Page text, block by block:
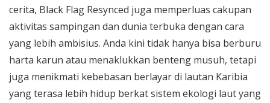
cerita, Black Flag Resynced juga memperluas cakupan
aktivitas sampingan dan dunia terbuka dengan cara
yang lebih ambisius. Anda kini tidak hanya bisa berburu
harta karun atau menaklukkan benteng musuh, tetapi
juga menikmati kebebasan berlayar di lautan Karibia
yang terasa lebih hidup berkat sistem ekologi laut yang